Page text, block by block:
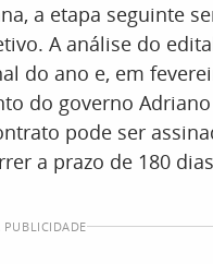
a etapa seguinte
A análise do
do ano e, em
do governo
pode ser
a prazo de 180